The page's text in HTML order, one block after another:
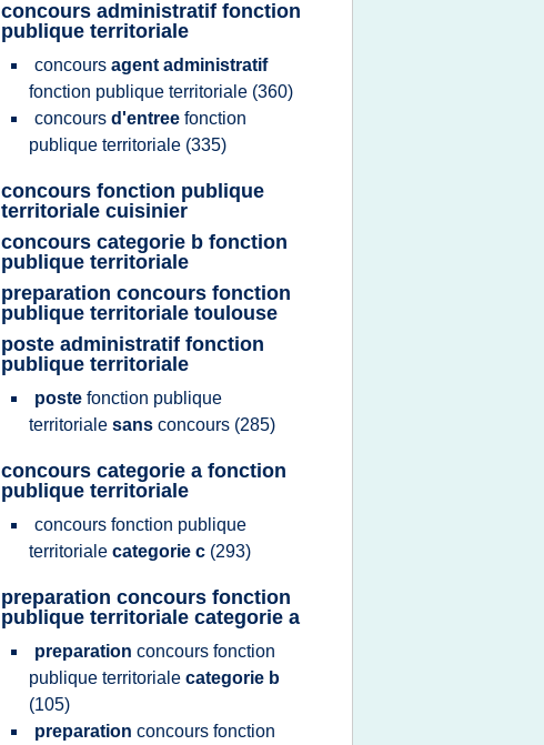
concours administratif fonction
publique territoriale
concours agent administratif
fonction publique territoriale (360)
concours d'entree fonction
publique territoriale (335)
concours fonction publique
territoriale cuisinier
concours categorie b fonction
publique territoriale
preparation concours fonction
publique territoriale toulouse
poste administratif fonction
publique territoriale
poste fonction publique
territoriale sans concours (285)
concours categorie a fonction
publique territoriale
concours fonction publique
territoriale categorie c (293)
preparation concours fonction
publique territoriale categorie a
preparation concours fonction
publique territoriale categorie b
(105)
preparation concours fonction